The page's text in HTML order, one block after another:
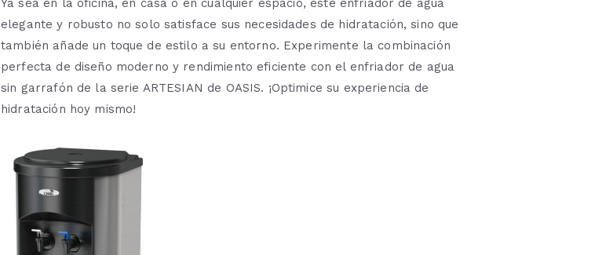
Ya sea en la oficina, en casa o en cualquier espacio, este enfriador de agua
elegante y robusto no solo satisface sus necesidades de hidratación, sino que
también añade un toque de estilo a su entorno. Experimente la combinación
perfecta de diseño moderno y rendimiento eficiente con el enfriador de agua
sin garrafón de la serie ARTESIAN de OASIS. ¡Optimice su experiencia de
hidratación hoy mismo!